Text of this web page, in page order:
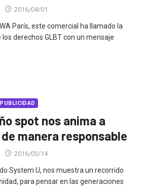
2016/04/01
París, este comercial ha llamado la
derechos GLBT con un mensaje
PUBLICIDAD
spot nos anima a
manera responsable
2016/03/14
System U, nos muestra un recorrido
para pensar en las generaciones